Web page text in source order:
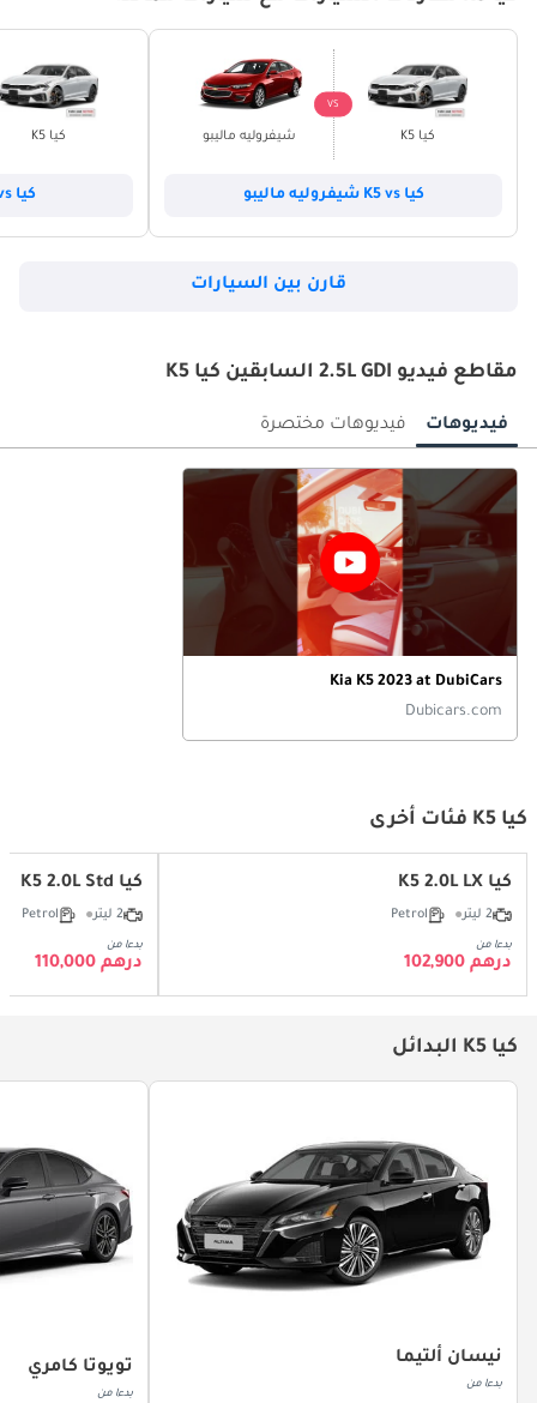
كيا K5
VS
شيفروليه ماليبو
كيا K5 vs شيفروليه ماليبو
كيا K5
كيا K5 vs هوندا أكورد
قارن بين السيارات
مقاطع فيديو 2.5L GDI السابقين كيا K5
فيديوهات فيديوهات مختصرة
Kia K5 2023 at DubiCars
Dubicars.com
كيا K5 فئات أخرى
كيا K5 2.0L LX
2 ليتر Petrol
بدءا من
درهم 102,900
كيا K5 2.0L Std
2 ليتر Petrol
بدءا من
درهم 110,000
كيا K5 البدائل
نيسان ألتيما
بدءا من
تويوتا كامري
بدءا من